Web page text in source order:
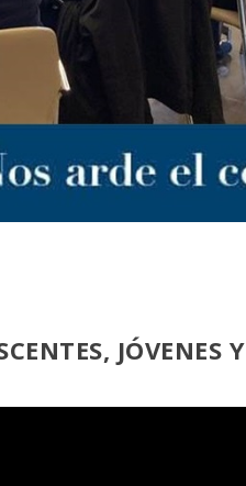
JÓVENES Y